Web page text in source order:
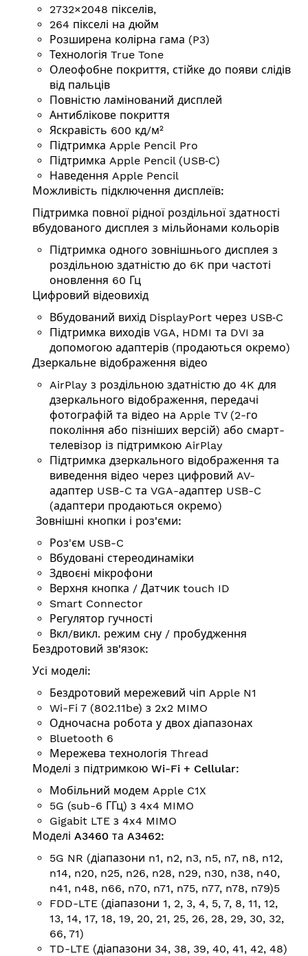
2732×2048 пікселів,
264 пікселі на дюйм
Розширена колірна гама (P3)
Технологія True Tone
Олеофобне покриття, стійке до появи слідів
від пальців
Повністю ламінований дисплей
Антиблікове покриття
Яскравість 600 кд/⁠м²
Підтримка Apple Pencil Pro
Підтримка Apple Pencil (USB‑C)
Наведення Apple Pencil
Можливість підключення дисплеїв:
Підтримка повної рідної роздільної здатності
вбудованого дисплея з мільйонами кольорів
Підтримка одного зовнішнього дисплея з
роздільною здатністю до 6K при частоті
оновлення 60 Гц
Цифровий відеовихід
Вбудований вихід DisplayPort через USB‑C
Підтримка виходів VGA, HDMI та DVI за
допомогою адаптерів (продаються окремо)
Дзеркальне відображення відео
AirPlay з роздільною здатністю до 4K для
дзеркального відображення, передачі
фотографій та відео на Apple TV (2-го
покоління або пізніших версій) або смарт-
телевізор із підтримкою AirPlay
Підтримка дзеркального відображення та
виведення відео через цифровий AV-
адаптер USB-C та VGA-адаптер USB-C
(адаптери продаються окремо)
Зовнішні кнопки і роз'єми:
Роз'єм USB-C
Вбудовані стереодинаміки
Здвоєні мікрофони
Верхня кнопка / Датчик touch ID
Smart Connector
Регулятор гучності
Вкл/викл. режим сну / пробудження
Бездротовий зв'язок:
Усі моделі:
Бездротовий мережевий чіп Apple N1
Wi-Fi 7 (802.11be) з 2x2 MIMO
Одночасна робота у двох діапазонах
Bluetooth 6
Мережева технологія Thread
Моделі з підтримкою Wi-Fi + Cellular:
Мобільний модем Apple C1X
5G (sub-6 ГГц) з 4x4 MIMO
Gigabit LTE з 4x4 MIMO
Моделі A3460 та A3462:
5G NR (діапазони n1, n2, n3, n5, n7, n8, n12,
n14, n20, n25, n26, n28, n29, n30, n38, n40,
n41, n48, n66, n70, n71, n75, n77, n78, n79)5
FDD-LTE (діапазони 1, 2, 3, 4, 5, 7, 8, 11, 12,
13, 14, 17, 18, 19, 20, 21, 25, 26, 28, 29, 30, 32,
66, 71)
TD-LTE (діапазони 34, 38, 39, 40, 41, 42, 48)